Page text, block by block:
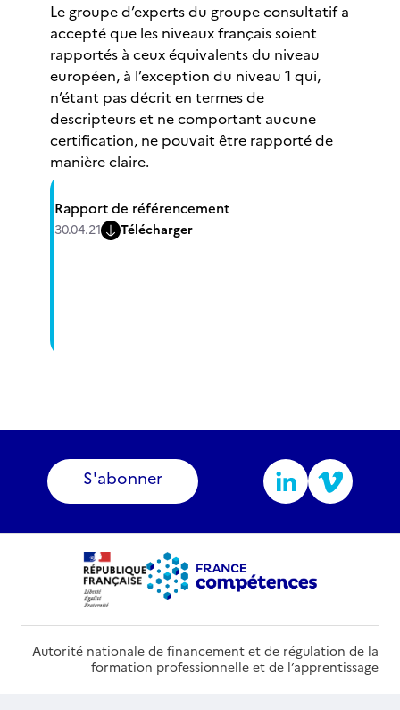
Le groupe d’experts du groupe consultatif a
accepté que les niveaux français soient
rapportés à ceux équivalents du niveau
européen, à l’exception du niveau 1 qui,
n’étant pas décrit en termes de
descripteurs et ne comportant aucune
certification, ne pouvait être rapporté de
manière claire.
Rapport de référencement
30.04.21 Télécharger
S'abonner
Autorité nationale de financement et de régulation de la
formation professionnelle et de l’apprentissage